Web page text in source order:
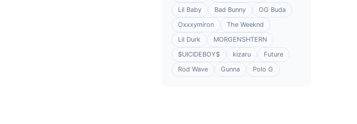
Lil Baby
Bad Bunny
OG Buda
Oxxxymiron
The Weeknd
Lil Durk
MORGENSHTERN
$UICIDEBOY$
kizaru
Future
Rod Wave
Gunna Polo G